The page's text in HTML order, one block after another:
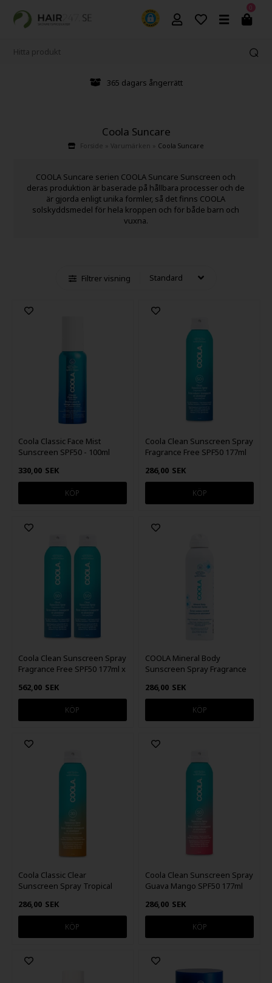
0
365 dagars ångerrätt
Coola Suncare
Forside Varumärken Coola Suncare
COOLA Suncare serien COOLA Suncare Sunscreen och
deras produktion är baserade på hållbara processer och de
är gjorda enligt unika formler, så det finns COOLA
solskyddsmedel för hela kroppen och för både barn och
vuxna.
Filtrer visning
Coola Classic Face Mist
Sunscreen SPF50 - 100ml
330,00 SEK
Coola Clean Sunscreen Spray
Fragrance Free SPF50 177ml
286,00 SEK
Coola Clean Sunscreen Spray
Fragrance Free SPF50 177ml x
562,00 SEK
COOLA Mineral Body
Sunscreen Spray Fragrance
286,00 SEK
Coola Classic Clear
Sunscreen Spray Tropical
286,00 SEK
Coola Clean Sunscreen Spray
Guava Mango SPF50 177ml
286,00 SEK